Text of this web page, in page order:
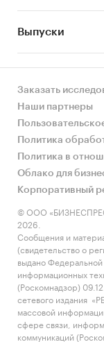
России?
• Рынок
за счет
динамикой
• Какое место
своем
и по
• К какому
размеру и
опережающей
динамикой) в
текущей
региона с
• Насколько
потенциал
регионами со
долей
Выпуски
Заказать
Наши партнеры
Политика
Политика в
Облако для
Корпоративный
© ООО
2026.
Сообщения и
(свидетельство о
выдано
информационных
(Роскомнадзор)
сетевого издания
массовой
сфере связи,
коммуникаций